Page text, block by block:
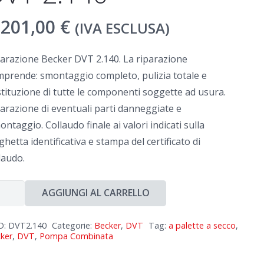
€ (IVA ESCLUSA)
Becker DVT 2.140. La riparazione
smontaggio completo, pulizia totale e
di tutte le componenti soggette ad usura.
di eventuali parti danneggiate e
Collaudo finale ai valori indicati sulla
identificativa e stampa del certificato di
AGGIUNGI AL CARRELLO
DVT2.140 Categorie: Becker, DVT Tag: a palette a secco,
, DVT, Pompa Combinata